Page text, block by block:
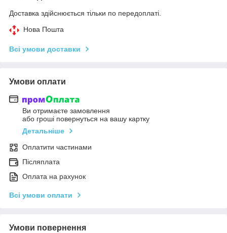
Доставка здійснюється тільки по передоплаті.
Нова Пошта
Всі умови доставки
Умови оплати
Ви отримаєте замовлення
або гроші повернуться на вашу картку
Детальніше
Оплатити частинами
Післяплата
Оплата на рахунок
Всі умови оплати
Умови повернення